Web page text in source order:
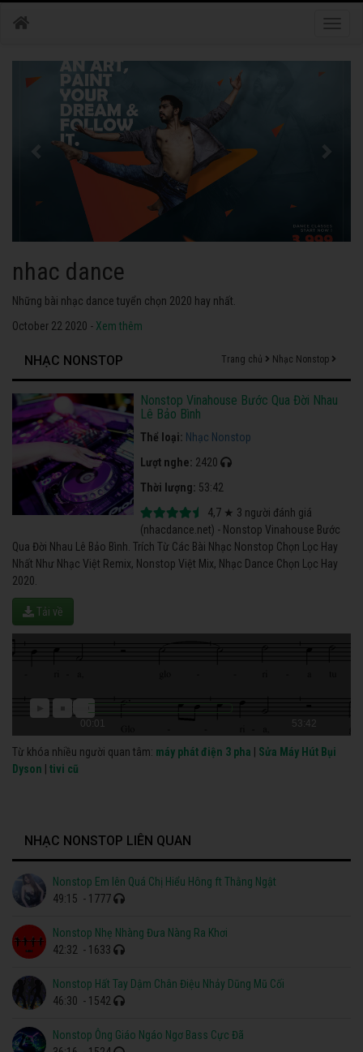
nhac dance
Những bài nhạc dance tuyển chọn 2020 hay nhất.
October 22 2020 - Xem thêm
NHẠC NONSTOP Trang chủ Nhạc Nonstop
Nonstop Vinahouse Bước Qua Đời Nhau
Lê Bảo Bình
Thể loại: Nhạc Nonstop
Lượt nghe: 2420
Thời lượng: 53:42
4,7 ★ 3 người đánh giá
(nhacdance.net) - Nonstop Vinahouse Bước
Qua Đời Nhau Lê Bảo Bình. Trích Từ Các Bài Nhạc Nonstop Chọn Lọc Hay
Nhất Như Nhạc Việt Remix, Nonstop Việt Mix, Nhạc Dance Chọn Lọc Hay
2020.
Tải về
00:01 53:42
Từ khóa nhiều người quan tâm: máy phát điện 3 pha
Sửa Máy Hút Bụi
Dyson
tivi cũ
NHẠC NONSTOP LIÊN QUAN
Nonstop Em lên Quá Chị Hiểu Hông ft Thằng Ngật
49:15 - 1777
Nonstop Nhẹ Nhàng Đưa Nàng Ra Khơi
42:32 - 1633
Nonstop Hất Tay Dậm Chân Điệu Nhảy Dũng Mũ Cối
46:30 - 1542
Nonstop Ông Giáo Ngáo Ngơ Bass Cực Đã